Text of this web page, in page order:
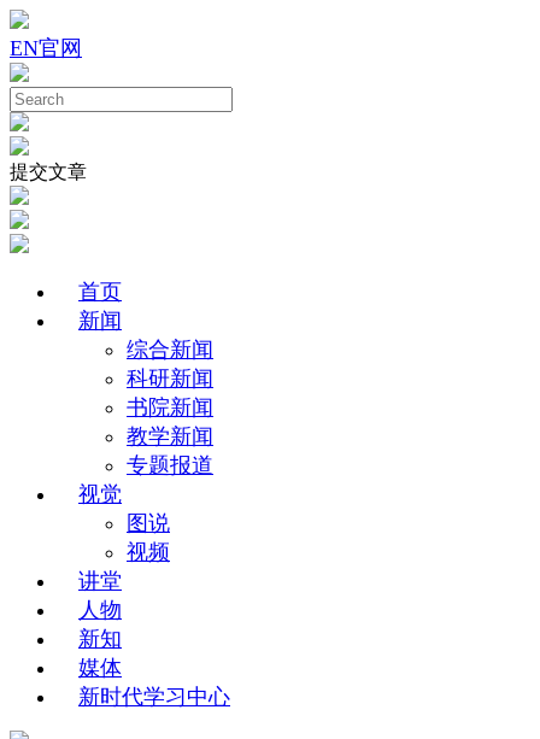
EN官网
提交文章
首页
新闻
综合新闻
科研新闻
书院新闻
教学新闻
专题报道
视觉
图说
视频
讲堂
人物
新知
媒体
新时代学习中心